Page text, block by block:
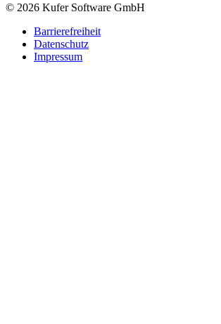
© 2026 Kufer Software GmbH
Barrierefreiheit
Datenschutz
Impressum